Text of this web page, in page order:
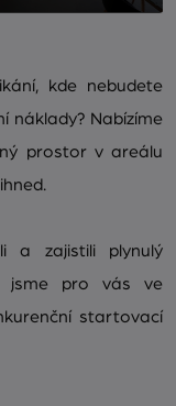
kde nebudete
náklady? Nabízíme
prostor v areálu
a zajistili plynulý
jsme pro vás ve
startovací